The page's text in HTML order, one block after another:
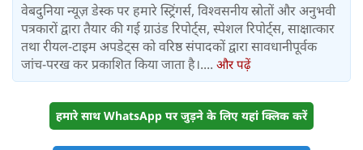
वेबदुनिया न्यूज़ डेस्क पर हमारे स्ट्रिंगर्स, विश्वसनीय स्रोतों और अनुभवी
पत्रकारों द्वारा तैयार की गई ग्राउंड रिपोर्ट्स, स्पेशल रिपोर्ट्स, साक्षात्कार
तथा रीयल-टाइम अपडेट्स को वरिष्ठ संपादकों द्वारा सावधानीपूर्वक
जांच-परख कर प्रकाशित किया जाता है।.... और पढ़ें
हमारे साथ WhatsApp पर जुड़ने के लिए यहां क्लिक करें